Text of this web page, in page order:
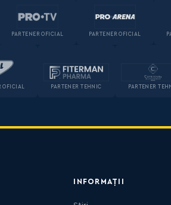
PARTENER OFICIAL PARTENER OFICIAL
OFICIAL PARTENER TEHNIC PARTENER
INFORMAȚII